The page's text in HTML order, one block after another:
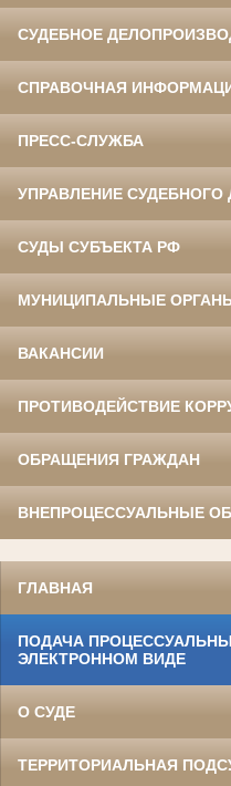
СУДЕБНОЕ
СПРАВОЧНАЯ
ПРЕСС-СЛУЖБА
УПРАВЛЕНИЕ СУДЕБНОГО
СУДЫ СУБЪЕКТА РФ
МУНИЦИПАЛЬНЫЕ
ВАКАНСИИ
ПРОТИВОДЕЙСТВИЕ
ОБРАЩЕНИЯ ГРАЖДАН
ВНЕПРОЦЕССУАЛЬНЫЕ
ГЛАВНАЯ
ПОДАЧА
ЭЛЕКТРОННОМ ВИДЕ
О СУДЕ
ТЕРРИТОРИАЛЬНАЯ